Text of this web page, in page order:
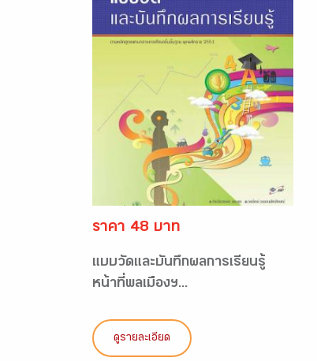
ราคา 48 บาท
แบบวัดและบันทึกผลการเรียนรู้
หน้าที่พลเมืองฯ...
ดูรายละเอียด